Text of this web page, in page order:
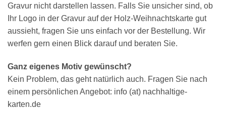
Gravur nicht darstellen lassen. Falls Sie unsicher sind, ob
Ihr Logo in der Gravur auf der Holz-Weihnachtskarte gut
aussieht, fragen Sie uns einfach vor der Bestellung. Wir
werfen gern einen Blick darauf und beraten Sie.
Ganz eigenes Motiv gewünscht?
Kein Problem, das geht natürlich auch. Fragen Sie nach
einem persönlichen Angebot: info (at) nachhaltige-
karten.de